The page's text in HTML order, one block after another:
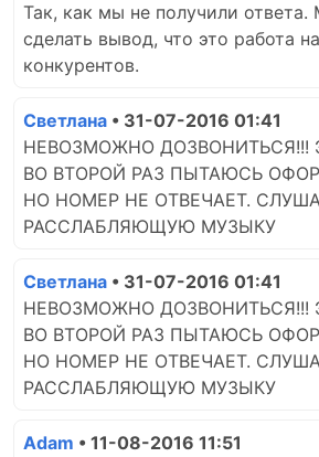
Так, как мы не получили
сделать вывод, что это работа
конкурентов.
Светлана • 31-07-2016 01:41
НЕВОЗМОЖНО ДОЗВОНИТЬСЯ!!!
ВО ВТОРОЙ РАЗ ПЫТАЮСЬ
НО НОМЕР НЕ ОТВЕЧАЕТ.
РАССЛАБЛЯЮЩУЮ МУЗЫКУ
Светлана • 31-07-2016 01:41
НЕВОЗМОЖНО ДОЗВОНИТЬСЯ!!!
ВО ВТОРОЙ РАЗ ПЫТАЮСЬ
НО НОМЕР НЕ ОТВЕЧАЕТ.
РАССЛАБЛЯЮЩУЮ МУЗЫКУ
Adam • 11-08-2016 11:51